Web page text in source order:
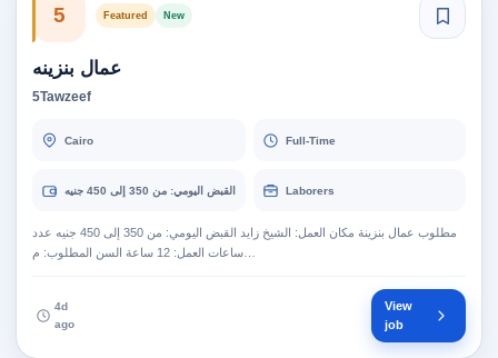
5 Featured New
عمال بنزينه
5Tawzeef
Cairo Full-Time
القبض اليومي: من 350 إلى 450 جنيه Laborers
مطلوب عمال بنزينة مكان العمل: الشيخ زايد القبض اليومي: من 350 إلى 450 جنيه عدد
4d
ago
View
job